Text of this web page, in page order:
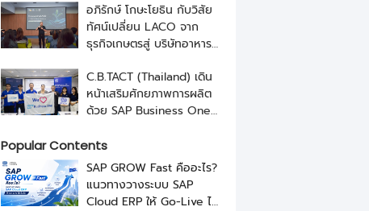
อภิรักษ์ โกษะโยธิน กับวิสัย
ทัศน์เปลี่ยน LACO จาก
ธุรกิจเกษตรสู่ บริษัทอาหาร
NEXUS
C.B.TACT (Thailand) เดิน
หน้าเสริมศักยภาพการผลิต
ด้วย SAP Business One
Popular Contents
SAP GROW Fast คืออะไร?
แนวทางวางระบบ SAP
Cloud ERP ให้ Go-Live ได้